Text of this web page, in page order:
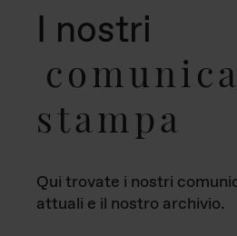
I nostri
stampa
Qui trovate i nostri
attuali e il nostro archivio.